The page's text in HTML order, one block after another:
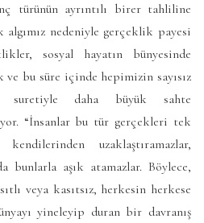
türünün ayrıntılı birer tahliline
algımız nedeniyle gerçeklik payesi
sosyal hayatın bünyesinde
bu süre içinde hepimizin sayısız
suretiyle daha büyük sahte
“İnsanlar bu tür gerçekleri tek
kendilerinden uzaklaştıramazlar,
bunlarla aşık atamazlar. Böylece,
veya kasıtsız, herkesin herkese
yineleyip duran bir davranış